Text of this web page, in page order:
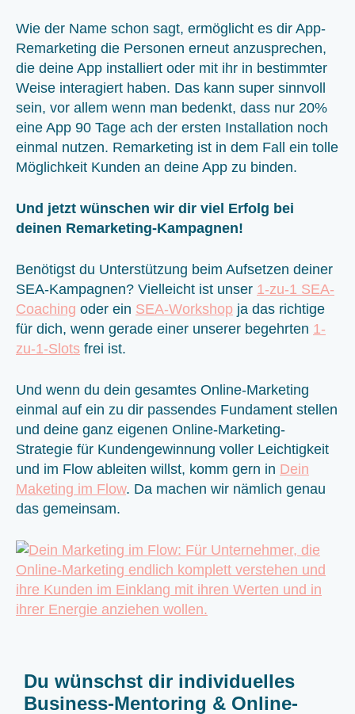
Wie der Name schon sagt, ermöglicht es dir App-
Remarketing die Personen erneut anzusprechen,
die deine App installiert oder mit ihr in bestimmter
Weise interagiert haben. Das kann super sinnvoll
sein, vor allem wenn man bedenkt, dass nur 20%
eine App 90 Tage ach der ersten Installation noch
einmal nutzen. Remarketing ist in dem Fall ein tolle
Möglichkeit Kunden an deine App zu binden.
Und jetzt wünschen wir dir viel Erfolg bei
deinen Remarketing-Kampagnen!
Benötigst du Unterstützung beim Aufsetzen deiner
SEA-Kampagnen? Vielleicht ist unser 1-zu-1 SEA-
Coaching oder ein SEA-Workshop ja das richtige
für dich, wenn gerade einer unserer begehrten 1-
zu-1-Slots frei ist.
Und wenn du dein gesamtes Online-Marketing
einmal auf ein zu dir passendes Fundament stellen
und deine ganz eigenen Online-Marketing-
Strategie für Kundengewinnung voller Leichtigkeit
und im Flow ableiten willst, komm gern in Dein
Maketing im Flow. Da machen wir nämlich genau
das gemeinsam.
Du wünschst dir individuelles
Business-Mentoring & Online-